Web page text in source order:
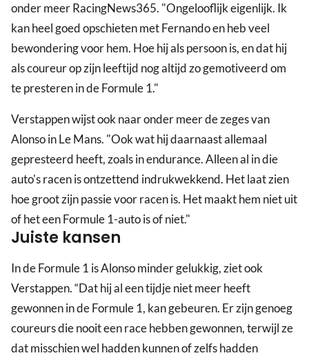
onder meer RacingNews365. "Ongelooflijk eigenlijk. Ik
kan heel goed opschieten met Fernando en heb veel
bewondering voor hem. Hoe hij als persoon is, en dat hij
als coureur op zijn leeftijd nog altijd zo gemotiveerd om
te presteren in de Formule 1."
Verstappen wijst ook naar onder meer de zeges van
Alonso in Le Mans. "Ook wat hij daarnaast allemaal
gepresteerd heeft, zoals in endurance. Alleen al in die
auto's racen is ontzettend indrukwekkend. Het laat zien
hoe groot zijn passie voor racen is. Het maakt hem niet uit
of het een Formule 1-auto is of niet."
Juiste kansen
In de Formule 1 is Alonso minder gelukkig, ziet ook
Verstappen. “Dat hij al een tijdje niet meer heeft
gewonnen in de Formule 1, kan gebeuren. Er zijn genoeg
coureurs die nooit een race hebben gewonnen, terwijl ze
dat misschien wel hadden kunnen of zelfs hadden